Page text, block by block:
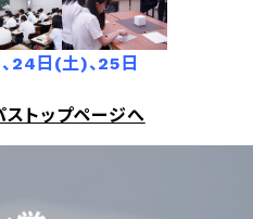
24日(土)、25日
トップページへ